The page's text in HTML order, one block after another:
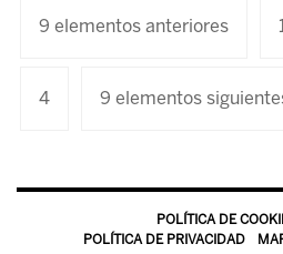
9 elementos anteriores
4 9 elementos
POLÍTICA DE
POLÍTICA DE PRIVACIDAD